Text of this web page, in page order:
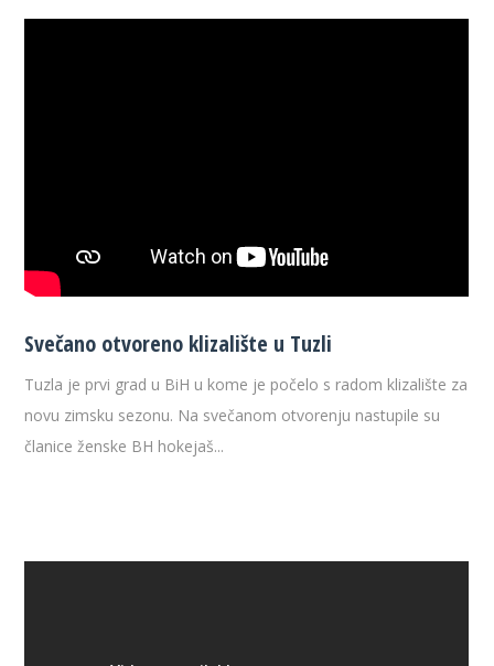
Svečano otvoreno klizalište u Tuzli
Tuzla je prvi grad u BiH u kome je počelo s radom klizalište za
novu zimsku sezonu. Na svečanom otvorenju nastupile su
članice ženske BH hokejaš...